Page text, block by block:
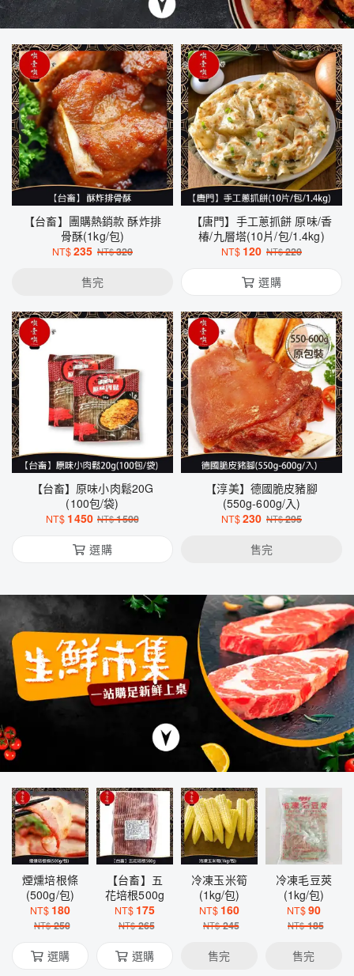
【台畜】團購熱銷款 酥炸排
骨酥(1kg/包)
NT$235 NT$320
售完
【唐門】手工蔥抓餅 原味/香
椿/九層塔(10片/包/1.4kg)
NT$ 120 NT$220
選購
【台畜】原味小肉鬆20G
(100包/袋)
NT$ 1450 NT$1500
選購
【淳美】德國脆皮豬腳
(550g-600g/入)
NT$230 NT$295
售完
煙燻培根條
(500g/包)
NT$ 180
NT$250
選購
【台畜】五
花培根500g
NT$ 175
NT$265
選購
冷凍玉米筍
(1kg/包)
NT$ 160
NT$245
售完
冷凍毛豆莢
(1kg/包)
NT$90
NT$185
售完